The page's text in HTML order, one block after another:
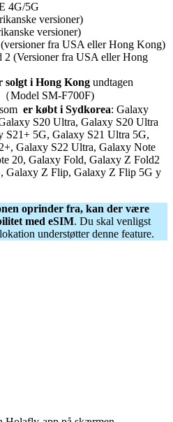
4G/5G
versioner)
versioner)
fra USA eller Hong Kong)
2 (Versioner fra USA eller Hong
solgt i Hong Kong undtagen
Model SM-F700F)
er købt i Sydkorea: Galaxy
S20 Ultra, Galaxy S20 Ultra
S21+ 5G, Galaxy S21 Ultra 5G,
Galaxy S22 Ultra, Galaxy Note
20, Galaxy Fold, Galaxy Z Fold2
Galaxy Z Flip, Galaxy Z Flip 5G y
oprinder fra, kan der være
med eSIM. Du skal venligst
understøtter denne feature.